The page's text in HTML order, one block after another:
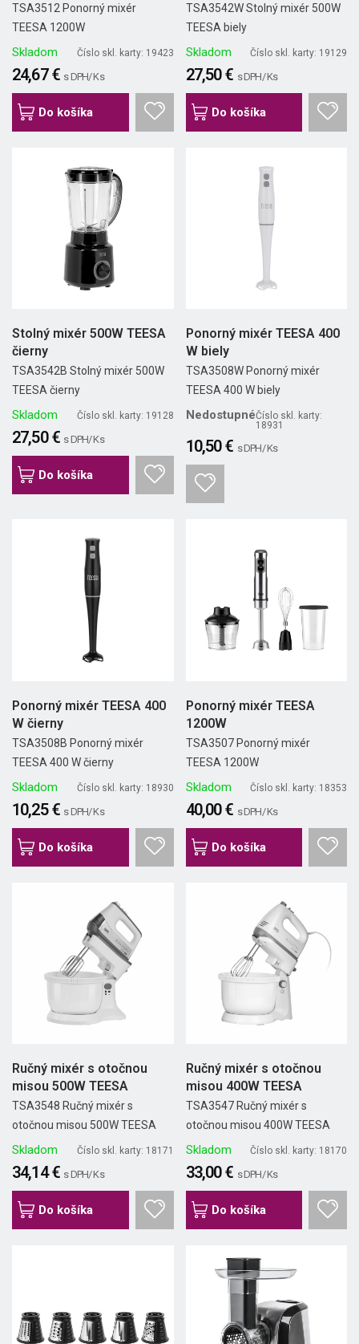
TSA3512 Ponorný mixér
TEESA 1200W
Skladom Číslo skl. karty: 19423
24,67 € s DPH/ Ks
Do košíka
TSA3542W Stolný mixér 500W
TEESA biely
Skladom Číslo skl. karty: 19129
27,50 € s DPH/ Ks
Do košíka
Stolný mixér 500W TEESA
čierny
TSA3542B Stolný mixér 500W
TEESA čierny
Skladom Číslo skl. karty: 19128
27,50 € s DPH/ Ks
Do košíka
Ponorný mixér TEESA 400
W biely
TSA3508W Ponorný mixér
TEESA 400 W biely
NedostupnéČíslo skl. karty:
18931
10,50 € s DPH/ Ks
Ponorný mixér TEESA 400
W čierny
TSA3508B Ponorný mixér
TEESA 400 W čierny
Skladom Číslo skl. karty: 18930
10,25 € s DPH/ Ks
Do košíka
Ponorný mixér TEESA
1200W
TSA3507 Ponorný mixér
TEESA 1200W
Skladom Číslo skl. karty: 18353
40,00 € s DPH/ Ks
Do košíka
Ručný mixér s otočnou
misou 500W TEESA
TSA3548 Ručný mixér s
otočnou misou 500W TEESA
Skladom Číslo skl. karty: 18171
34,14 € s DPH/ Ks
Do košíka
Ručný mixér s otočnou
misou 400W TEESA
TSA3547 Ručný mixér s
otočnou misou 400W TEESA
Skladom Číslo skl. karty: 18170
33,00 € s DPH/ Ks
Do košíka